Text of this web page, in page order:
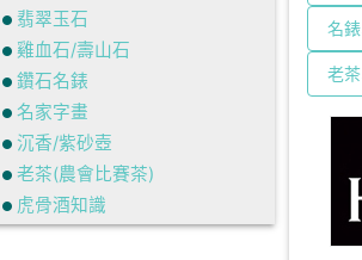
名
老
翡翠玉石
雞血石/壽山石
鑽石名錶
名家字畫
沉香/紫砂壺
老茶(農會比賽茶)
虎骨酒知識